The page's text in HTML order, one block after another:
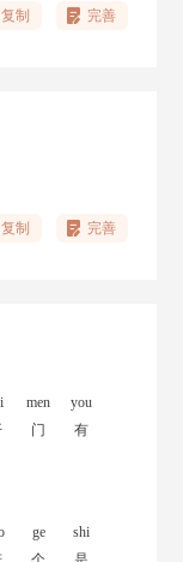
复制 完善
复制 完善
men
门
you
有
ge
shi